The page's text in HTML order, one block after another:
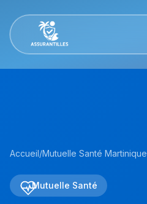
Accueil/Mutuelle Santé Martinique
Mutuelle Santé